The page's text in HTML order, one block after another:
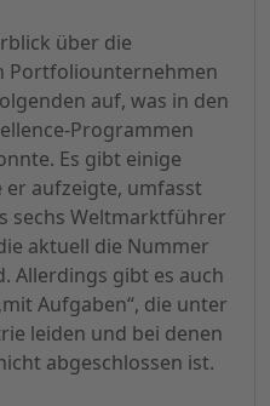
über die
Portfoliounternehmen
auf, was in den
Programmen
Es gibt einige
er aufzeigte, umfasst
sechs Weltmarktführer
aktuell die Nummer
Allerdings gibt es auch
Aufgaben“, die unter
leiden und bei denen
abgeschlossen ist.